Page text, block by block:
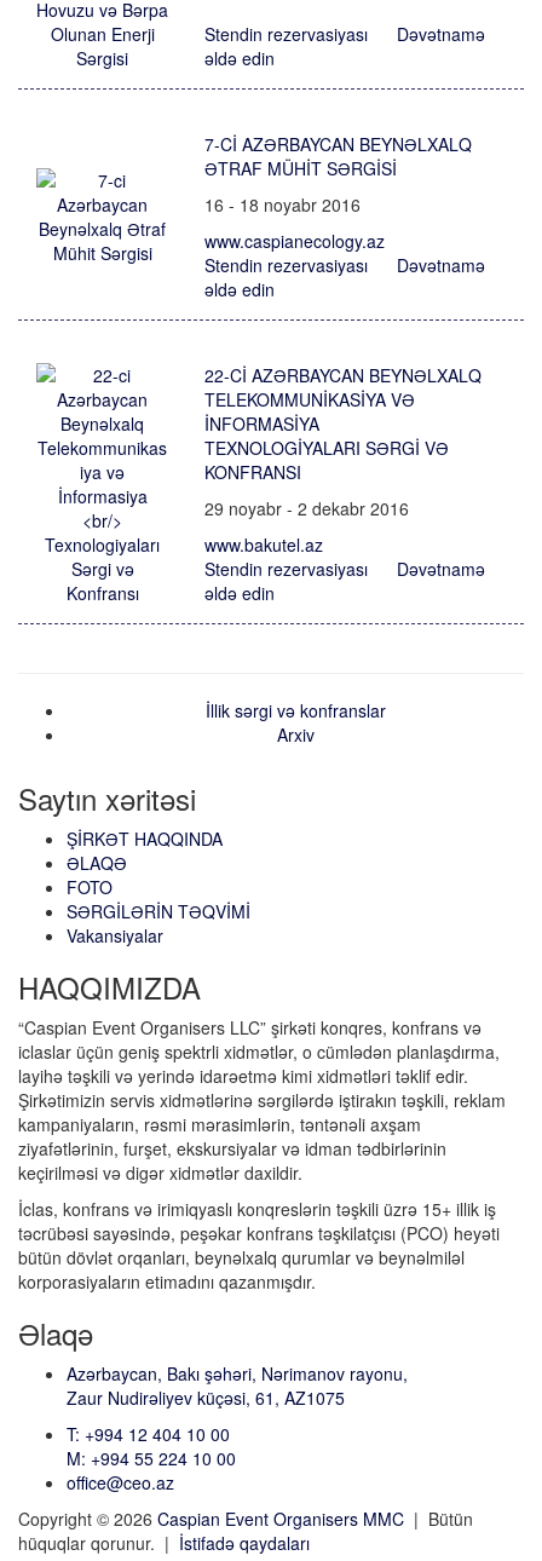
Stendin rezervasiyası
Dəvətnamə
əldə edin
7-CI AZƏRBAYCAN BEYNƏLXALQ
ƏTRAF MÜHIT SƏRGISI
16 - 18 noyabr 2016
www.caspianecology.az
Stendin rezervasiyası
Dəvətnamə
əldə edin
22-CI AZƏRBAYCAN BEYNƏLXALQ
TELEKOMMUNIKASIYA VƏ
İNFORMASIYA
TEXNOLOGIYALARI SƏRGI VƏ
KONFRANSI
29 noyabr - 2 dekabr 2016
www.bakutel.az
Stendin rezervasiyası
Dəvətnamə
əldə edin
İllik sərgi və konfranslar
Arxiv
Saytın xəritəsi
ŞİRKƏT HAQQINDA
ƏLAQƏ
FOTO
SƏRGİLƏRİN TƏQVİMİ
Vakansiyalar
HAQQIMIZDA
“Caspian Event Organisers LLC” şirkəti konqres, konfrans və
iclaslar üçün geniş spektrli xidmətlər, o cümlədən planlaşdırma,
layihə təşkili və yerində idarəetmə kimi xidmətləri təklif edir.
Şirkətimizin servis xidmətlərinə sərgilərdə iştirakın təşkili, reklam
kampaniyaların, rəsmi mərasimlərin, təntənəli axşam
ziyafətlərinin, furşet, ekskursiyalar və idman tədbirlərinin
keçirilməsi və digər xidmətlər daxildir.
İclas, konfrans və irimiqyaslı konqreslərin təşkili üzrə 15+ illik iş
təcrübəsi sayəsində, peşəkar konfrans təşkilatçısı (PCO) heyəti
bütün dövlət orqanları, beynəlxalq qurumlar və beynəlmiləl
korporasiyaların etimadını qazanmışdır.
Əlaqə
Azərbaycan, Bakı şəhəri, Nərimanov rayonu,
Zaur Nudirəliyev küçəsi, 61, AZ1075
T: +994 12 404 10 00
M: +994 55 224 10 00
office@ceo.az
Copyright © 2026 Caspian Event Organisers MMC | Bütün
hüquqlar qorunur. | İstifadə qaydaları